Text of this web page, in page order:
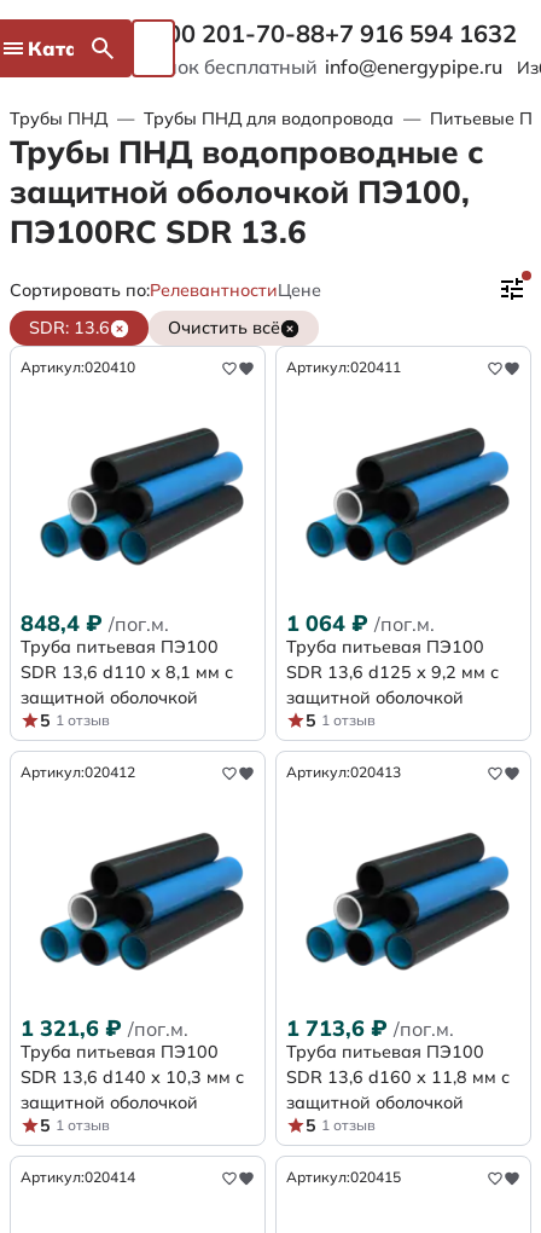
Каталог 8 800 201-70-88
Звонок бесплатный
+7 916 594 1632
info@energypipe.ru
Трубы ПНД — Трубы ПНД для водопровода — Питьевые
Трубы ПНД водопроводные с
защитной оболочкой ПЭ100,
ПЭ100RC SDR 13.6
Сортировать по:РелевантностиЦене
SDR: 13.6
Очистить всё
Артикул:020410
848,4 ₽ /пог.м.
Труба питьевая ПЭ100
SDR 13,6 d110 х 8,1 мм с
защитной оболочкой
5 1 отзыв
Артикул:020411
1 064 ₽ /пог.м.
Труба питьевая ПЭ100
SDR 13,6 d125 х 9,2 мм с
защитной оболочкой
5 1 отзыв
Артикул:020412
1 321,6 ₽ /пог.м.
Труба питьевая ПЭ100
SDR 13,6 d140 х 10,3 мм с
защитной оболочкой
5 1 отзыв
Артикул:020413
1 713,6 ₽ /пог.м.
Труба питьевая ПЭ100
SDR 13,6 d160 х 11,8 мм с
защитной оболочкой
5 1 отзыв
Артикул:020414 Артикул:020415